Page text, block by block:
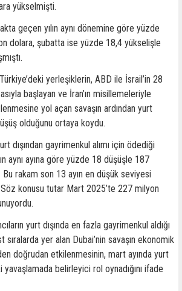
yükselmişti.
geçen yılın aynı dönemine göre yüzde
dolara, şubatta ise yüzde 18,4 yükselişle
yerleşiklerin, ABD ile İsrail’in 28
başlayan ve İran’ın misillemeleriyle
yol açan savaşın ardından yurt
olduğunu ortaya koydu.
dışından gayrimenkul alımı için ödediği
aynı ayına göre yüzde 18 düşüşle 187
rakam son 13 ayın en düşük seviyesi
konusu tutar Mart 2025’te 227 milyon
yurt dışında en fazla gayrimenkul aldığı
sıralarda yer alan Dubai’nin savaşın ekonomik
doğrudan etkilenmesinin, mart ayında yurt
yavaşlamada belirleyici rol oynadığını ifade